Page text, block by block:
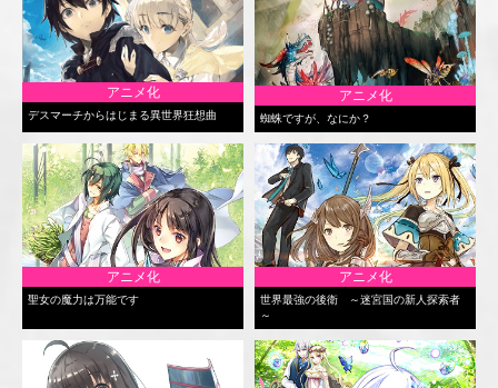
アニメ化
デスマーチからはじまる異世界狂想曲
アニメ化
蜘蛛ですが、なにか？
アニメ化
聖女の魔力は万能です
アニメ化
世界最強の後衛 ～迷宮国の新人探索者
～